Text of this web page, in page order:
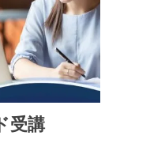
受講